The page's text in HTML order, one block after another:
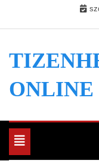
ONLINE
Toggle
navigation